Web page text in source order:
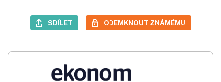
SDÍLET ODEMKNOUT ZNÁMÉMU